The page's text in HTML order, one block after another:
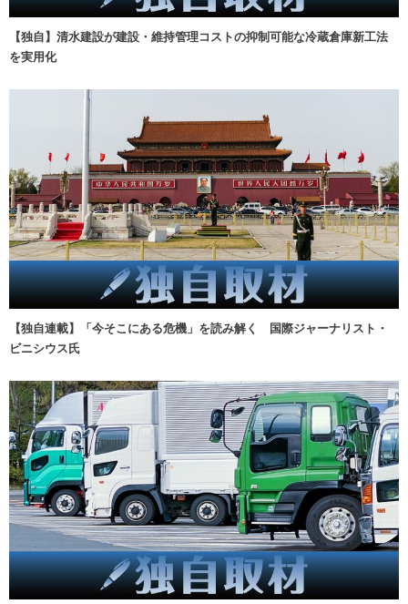
【独自】清水建設が建設・維持管理コストの抑制可能な冷蔵倉庫新工法
を実用化
【独自連載】「今そこにある危機」を読み解く 国際ジャーナリスト・
ビニシウス氏